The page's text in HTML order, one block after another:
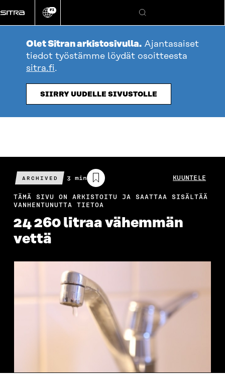
suoraan
sisältöön
Vaihda
kieli
FI
Hae
Olet Sitran arkistosivulla. Ajantasaiset
tiedot työstämme löydät osoitteesta
sitra.fi.
SIIRRY UUDELLE SIVUSTOLLE
ARCHIVED
Arvioitu
lukuaika
3 min KUUNTELE
TÄMÄ SIVU ON ARKISTOITU JA SAATTAA SISÄLTÄÄ
VANHENTUNUTTA TIETOA
24 260 litraa vähemmän
vettä